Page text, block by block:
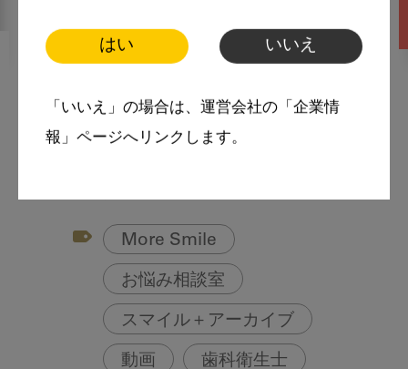
はい いいえ
「いいえ」の場合は、運営会社の「企業情
報」ページへリンクします。
2023・5・15 MoreSmile
縁上カリエスがないのに、縁
下カリエスができてしまう原
More Smile
お悩み相談室
スマイル＋アーカイブ
動画 歯科衛生士